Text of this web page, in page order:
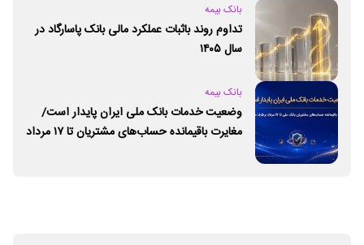
بانک بیمه
تداوم روند باثبات عملکرد مالی بانک پاسارگاد در
سال ۱۴۰۵
بانک بیمه
وضعیت خدمات بانک ملی ایران پایدار است/
مغایرت‌ باقیمانده حساب‌های مشتریان تا ۱۷ مرداد